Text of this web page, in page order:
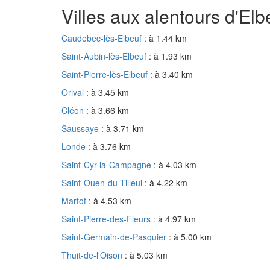
Villes aux alentours
Caudebec-lès-Elbeuf : à 1.44 km
Saint-Aubin-lès-Elbeuf : à 1.93 km
Saint-Pierre-lès-Elbeuf : à 3.40 km
Orival : à 3.45 km
Cléon : à 3.66 km
Saussaye : à 3.71 km
Londe : à 3.76 km
Saint-Cyr-la-Campagne : à 4.03 km
Saint-Ouen-du-Tilleul : à 4.22 km
Martot : à 4.53 km
Saint-Pierre-des-Fleurs : à 4.97 km
Saint-Germain-de-Pasquier : à 5.00 km
Thuit-de-l'Oison : à 5.03 km